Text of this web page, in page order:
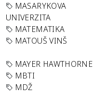
MASARYKOVA
UNIVERZITA
MATEMATIKA
MATOUŠ VINŠ
MAYER HAWTHORNE
MBTI
MDŽ